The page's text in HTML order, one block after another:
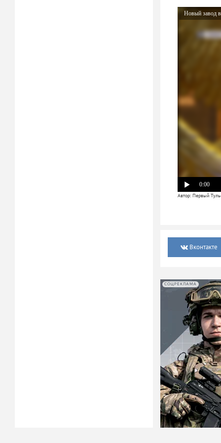
Новый завод
0:00
Автор: Первый
Вконтакте
СОЦРЕКЛАМА